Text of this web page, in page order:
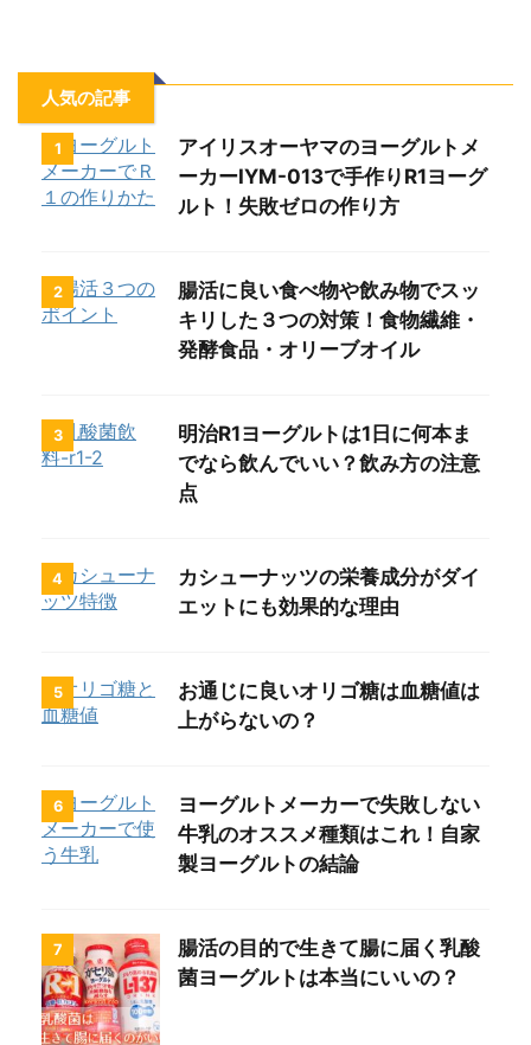
人気の記事
1
アイリスオーヤマのヨーグルトメ
ーカーIYM-013で手作りR1ヨーグ
ルト！失敗ゼロの作り方
2
腸活に良い食べ物や飲み物でスッ
キリした３つの対策！食物繊維・
発酵食品・オリーブオイル
3
明治R1ヨーグルトは1日に何本ま
でなら飲んでいい？飲み方の注意
点
4
カシューナッツの栄養成分がダイ
エットにも効果的な理由
5
お通じに良いオリゴ糖は血糖値は
上がらないの？
6
ヨーグルトメーカーで失敗しない
牛乳のオススメ種類はこれ！自家
製ヨーグルトの結論
7
腸活の目的で生きて腸に届く乳酸
菌ヨーグルトは本当にいいの？